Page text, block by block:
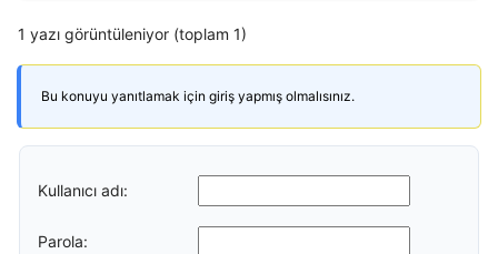
1 yazı görüntüleniyor (toplam 1)
Bu konuyu yanıtlamak için giriş yapmış olmalısınız.
Kullanıcı adı:
Parola: